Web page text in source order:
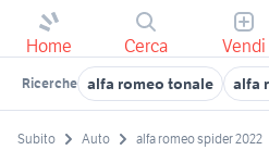
Home Cerca Vendi
Ricerche alfa romeo tonale alfa
Subito Auto alfa romeo spider 2022